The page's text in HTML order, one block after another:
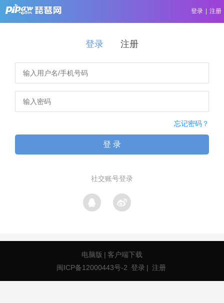
登录 注册
登录 注册
忘记密码？
登 录
社交账号登录
电脑版 | 客户端下载
闽ICP备12000443号-2 登录 | 注册